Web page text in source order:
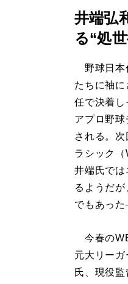
井端弘
る“処
野球日本
たちに袖
任で決着
アプロ野
される。
ラシック（
井端氏で
るようだが
でもあっ
今春の
元大リー
氏、現役